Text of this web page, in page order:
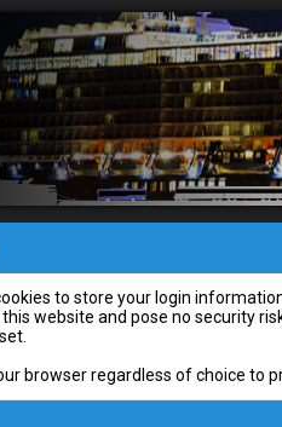
to store your login
website and pose no security
browser regardless of choice to